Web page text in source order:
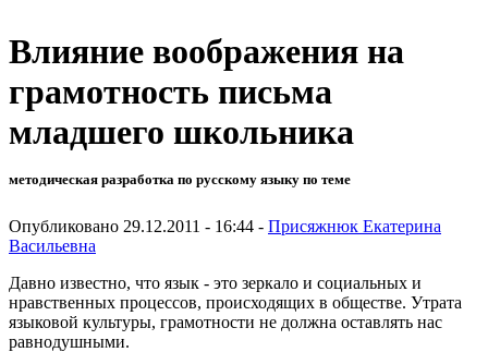
Влияние воображения на
грамотность письма
младшего школьника
методическая разработка по русскому языку по теме
Опубликовано 29.12.2011 - 16:44 - Присяжнюк Екатерина
Васильевна
Давно известно, что язык - это зеркало и социальных и
нравственных процессов, происходящих в обществе. Утрата
языковой культуры, грамотности не должна оставлять нас
равнодушными.